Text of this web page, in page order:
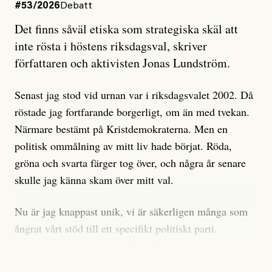
Artikeln undersöker inte, som ETC påstår, ”vad som
är sant, vad som är rykten”, utan den bidrar bara till
ännu mer ryktesspridning. Det finns inte ett enda bevis
misstänkta personen är en infiltratör. Det som läsaren
får veta är att personen har ändrat sina politiska åsikter
under åren, att den har raderat tidigare innehåll på sina
sociala medier, att artikelns författare inte förstår sig
på personens ekonomi och att det tydligen finns
anonyma röster inom rörelsen som säger saker som
anses vara anledningar att titta närmare på personen,
men ingenting av detta är tillräckligt för att hänga ut
#53/2026 Debatt
Det finns såväl etiska som strategiska skäl att
inte rösta i höstens riksdagsval, skriver
författaren och aktivisten Jonas Lundström.
Senast jag stod vid urnan var i riksdagsvalet 2002. Då
röstade jag fortfarande borgerligt, om än med tvekan.
Närmare bestämt på Kristdemokraterna. Men en
politisk ommålning av mitt liv hade börjat. Röda,
gröna och svarta färger tog över, och några år senare
skulle jag känna skam över mitt val.
Nu är jag knappast unik, vi är säkerligen många som
ångrat vårt stöd till ett specifikt politiskt parti.